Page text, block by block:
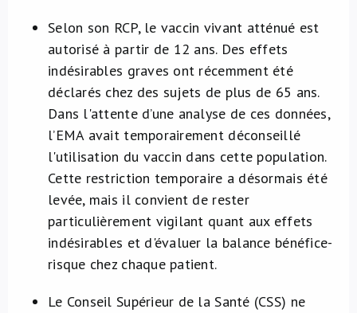
Selon son RCP, le vaccin vivant atténué est
autorisé à partir de 12 ans. Des effets
indésirables graves ont récemment été
déclarés chez des sujets de plus de 65 ans.
Dans l'attente d’une analyse de ces données,
l’EMA avait temporairement déconseillé
l'utilisation du vaccin dans cette population.
Cette restriction temporaire a désormais été
levée, mais il convient de rester
particulièrement vigilant quant aux effets
indésirables et d'évaluer la balance bénéfice-
risque chez chaque patient.
Le Conseil Supérieur de la Santé (CSS) ne